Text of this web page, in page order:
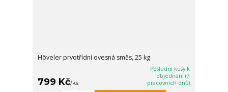
Höveler prvotřídní ovesná směs, 25 kg
799 Kč/ks
Poslední kusy k
objednání (7
pracovních dnů)